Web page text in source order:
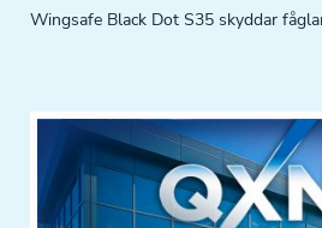
Wingsafe Black Dot S35 skyddar